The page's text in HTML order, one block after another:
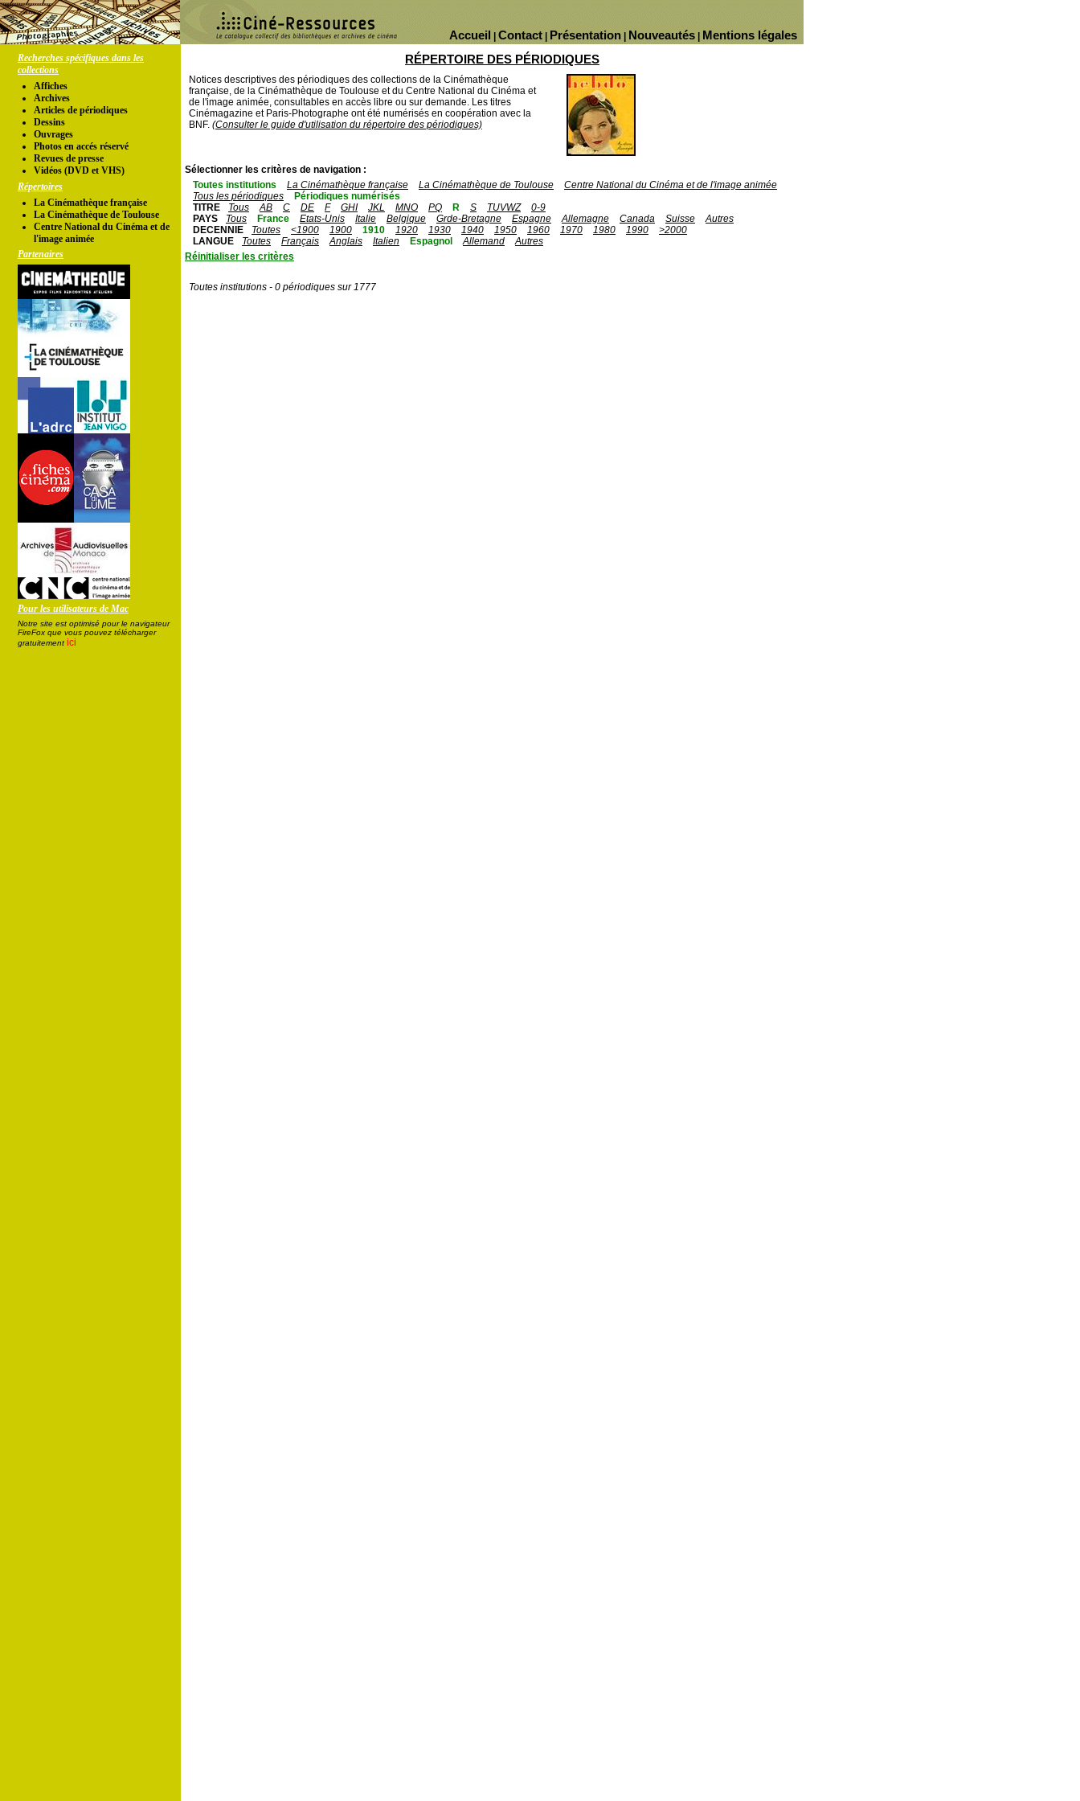
Mentions légales
Nouveautés
Présentation
Contact
Accueil
Recherches spécifiques dans les
collections
Affiches
Archives
Articles de périodiques
Dessins
Ouvrages
Photos en accés réservé
Revues de presse
Vidéos (DVD et VHS)
Répertoires
La Cinémathèque française
La Cinémathèque de Toulouse
Centre National du Cinéma et de
l'image animée
Partenaires
Pour les utilisateurs de Mac
Notre site est optimisé pour le navigateur
FireFox que vous pouvez télécharger
gratuitement ici
RÉPERTOIRE DES PÉRIODIQUES
Notices descriptives des périodiques des collections de la Cinémathèque
française, de la Cinémathèque de Toulouse et du Centre National du Cinéma et
de l'image animée, consultables en accès libre ou sur demande. Les titres
Cinémagazine et Paris-Photographe ont été numérisés en coopération avec la
BNF. (Consulter le guide d'utilisation du répertoire des périodiques)
Sélectionner les critères de navigation :
Toutes institutions
La Cinémathèque française La Cinémathèque de Toulouse
Centre National du Cinéma et de l'image animée
Tous les périodiques
Périodiques numérisés
TITRE
Tous AB C DE F GHI JKL MNO PQ R S TUVWZ
0-9
PAYS
Tous France Etats-Unis Italie Belgique Grde-Bretagne Espagne Allemagne Canada Suisse
Autres
DECENNIE
Toutes <1900 1900 1910 1920 1930 1940 1950 1960 1970 1980 1990
>2000
LANGUE
Toutes Français Anglais Italien Espagnol Allemand
Autres
Réinitialiser les critères
Toutes institutions - 0 périodiques sur 1777